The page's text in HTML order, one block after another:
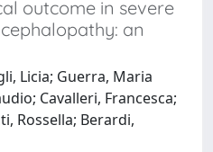
outcome in severe
an
Licia; Guerra, Maria
Cavalleri, Francesca;
Rossella; Berardi,